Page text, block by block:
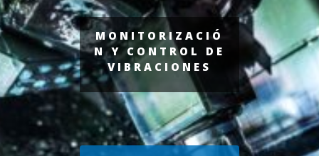
MONITORIZACIÓ
N Y CONTROL DE
VIBRACIONES